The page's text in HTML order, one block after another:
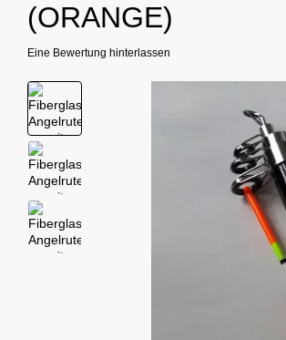
(ORANGE)
Eine Bewertung hinterlassen